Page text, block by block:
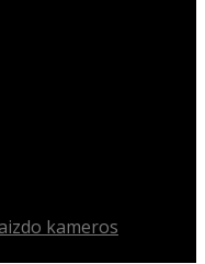
kameros